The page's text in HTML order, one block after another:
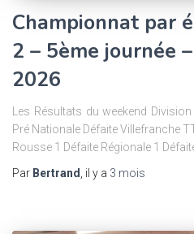
Championnat par
2 – 5ème journée
2026
Les Résultats du weekend
Pré Nationale Défaite Villefranche
Rousse 1 Défaite Régionale 1
Par Bertrand, il y a 3 mois